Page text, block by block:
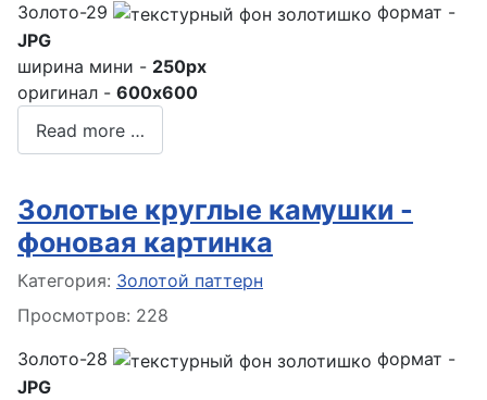
Золото-29
формат -
JPG
ширина мини - 250px
оригинал - 600x600
Read more …
Золотые круглые камушки -
фоновая картинка
Информация о материале
Категория: Золотой паттерн
Просмотров: 228
Золото-28
формат -
JPG